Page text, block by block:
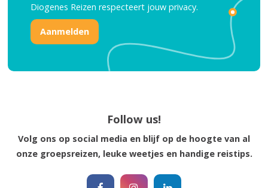
Diogenes Reizen respecteert jouw privacy.
Follow us!
Volg ons op social media en blijf op de hoogte van al
onze groepsreizen, leuke weetjes en handige reistips.
reisinspiratie en prachtige bestemmingen!